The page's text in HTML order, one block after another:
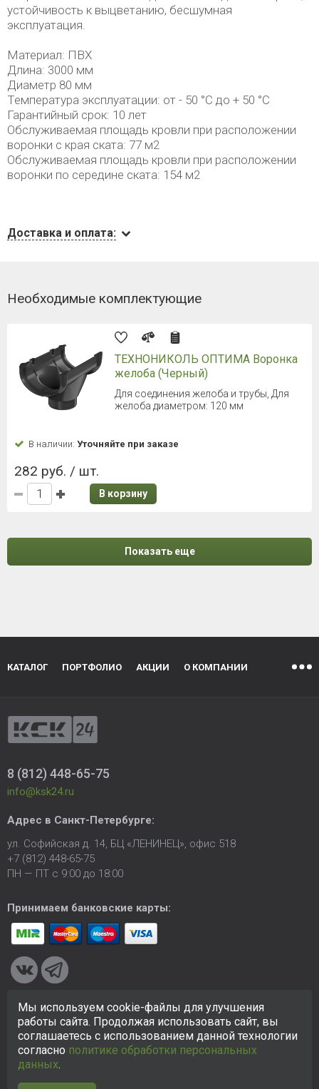
устойчивость к выцветанию, бесшумная
эксплуатация.
Материал: ПВХ
Длина: 3000 мм
Диаметр 80 мм
Температура эксплуатации: от - 50 °C до + 50 °C
Гарантийный срок: 10 лет
Обслуживаемая площадь кровли при расположении
воронки с края ската: 77 м2
Обслуживаемая площадь кровли при расположении
воронки по середине ската: 154 м2
Доставка и оплата:
Необходимые комплектующие
ТЕХНОНИКОЛЬ ОПТИМА Воронка
желоба (Черный)
Для соединения желоба и трубы, Для
желоба диаметром: 120 мм
В наличии: Уточняйте при заказе
282 руб. / шт.
В корзину
Показать еще
КАТАЛОГ ПОРТФОЛИО АКЦИИ О КОМПАНИИ
8 (812) 448-65-75
info@ksk24.ru
Адрес в Санкт-Петербурге:
ул. Софийская д. 14, БЦ «ЛЕНИНЕЦ», офис 518
+7 (812) 448-65-75
ПН — ПТ с 9:00 до 18:00
Принимаем банковские карты:
© 2005-2026 ООО «КСК». Сайтhttps://ksk24.ruсоздан
исключительно в информационных целях и любая информация
на сайте не является публичной офертой.Политика в
отношении персональных данных
Мы используем cookie-файлы для улучшения
работы сайта. Продолжая использовать сайт, вы
соглашаетесь с использованием данной технологии
согласно политике обработки персональных
данных.